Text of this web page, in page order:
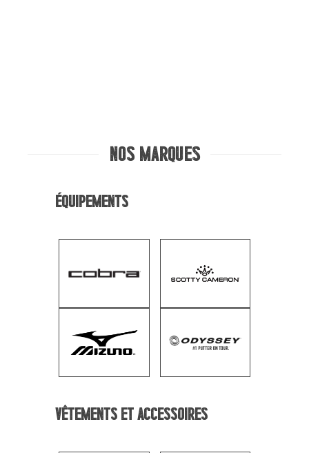
Nos marques
Équipements
Vêtements et accessoires